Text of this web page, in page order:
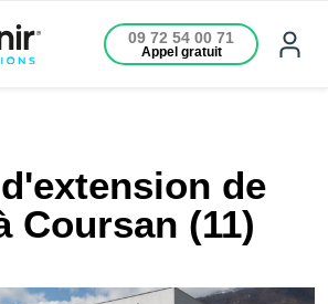
09 72 54 00 71
Appel gratuit
de
Coursan (11)